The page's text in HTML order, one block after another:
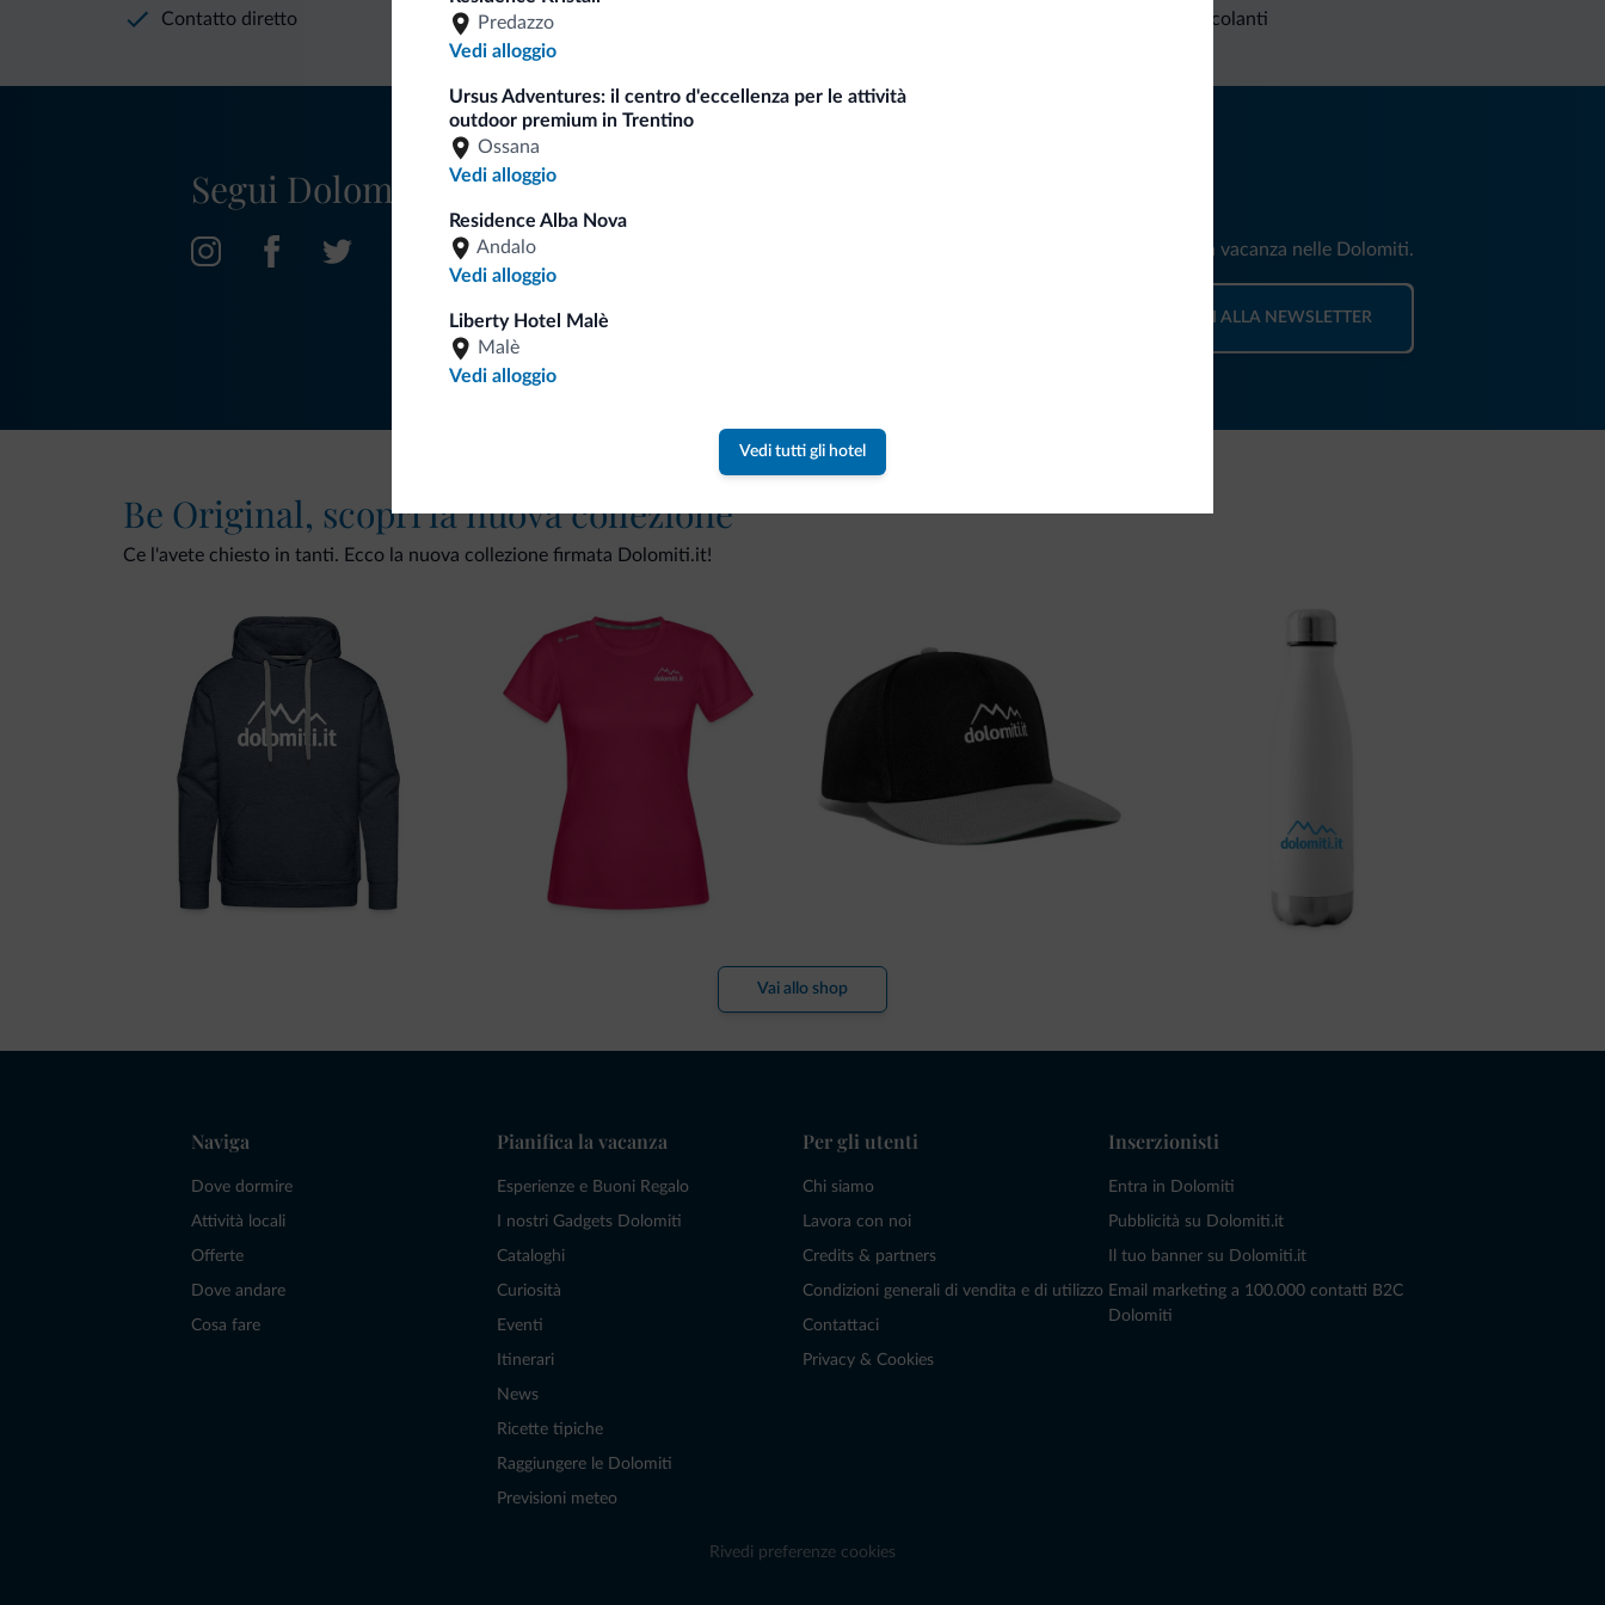
Predazzo
Vedi alloggio
Ursus Adventures: il centro d'eccellenza per le attività
outdoor premium in Trentino
Ossana
Vedi alloggio
Residence Alba Nova
Andalo
Vedi alloggio
Liberty Hotel Malè
Malè
Vedi alloggio
Vedi tutti gli hotel
Contatto diretto Richieste non vincolanti
Segui Dolomiti.it
Riceverai informazioni, offerte esclusive e news per la tua vacanza nelle Dolomiti.
ISCRIVITI ALLA NEWSLETTER
Be Original, scopri la nuova collezione
Ce l'avete chiesto in tanti. Ecco la nuova collezione firmata Dolomiti.it!
Vai allo shop
Naviga
Dove dormire
Attività locali
Offerte
Dove andare
Cosa fare
Pianifica la vacanza
Esperienze e Buoni Regalo
I nostri Gadgets Dolomiti
Cataloghi
Curiosità
Eventi
Itinerari
News
Ricette tipiche
Raggiungere le Dolomiti
Previsioni meteo
Per gli utenti
Chi siamo
Lavora con noi
Credits & partners
Condizioni generali di vendita e di utilizzo
Contattaci
Privacy & Cookies
Inserzionisti
Entra in Dolomiti
Pubblicità su Dolomiti.it
Il tuo banner su Dolomiti.it
Email marketing a 100.000 contatti B2C
Dolomiti
Rivedi preferenze cookies